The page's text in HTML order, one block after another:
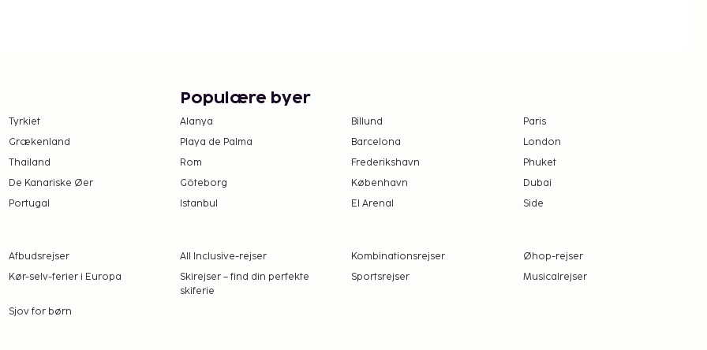
Gebyrer
har oplyst.
(varierer afhængigt af
af tilgængelighed)
og depositummer
Tyrkiet
Grækenland
Thailand
De Kanariske Øer
Portugal
Populære byer
Alanya Billund
Paris
Playa de Palma
Barcelona
London
Rom
Frederikshavn
Phuket
Göteborg
København
Dubai
Istanbul
El Arenal Side
Afbudsrejser All Inclusive-rejser Kombinationsrejser
Øhop-rejser
Kør-selv-ferier i Europa
Skirejser – find din perfekte
skiferie
Sportsrejser Musicalrejser
Sjov for børn